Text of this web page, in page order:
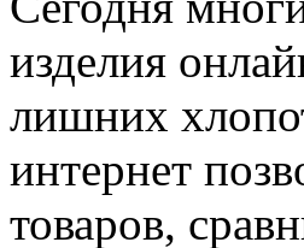
изделия
лишних
интернет
товаров,